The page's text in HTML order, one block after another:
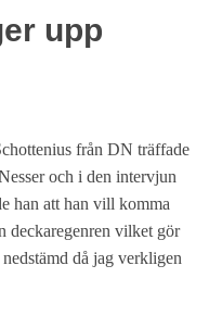
upp
från DN träffade
och i den intervjun
han att han vill komma
deckaregenren vilket gör
då jag verkligen